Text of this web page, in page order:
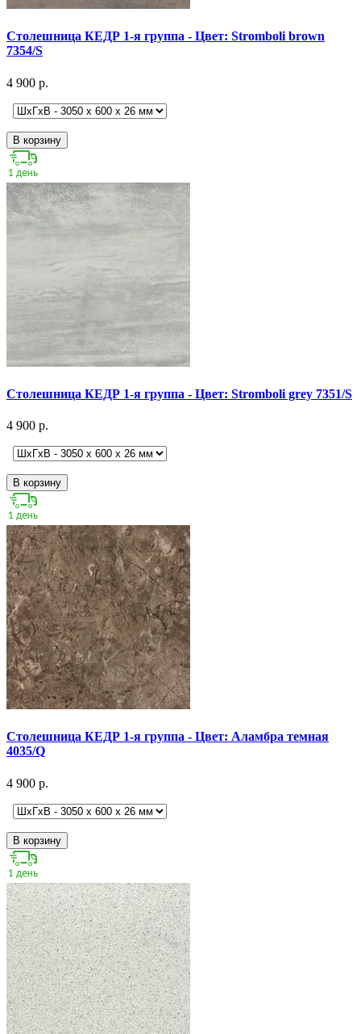
Столешница КЕДР 1-я группа - Цвет: Stromboli brown
7354/S
4 900 р.
В корзину
Столешница КЕДР 1-я группа - Цвет: Stromboli grey 7351/S
4 900 р.
В корзину
Столешница КЕДР 1-я группа - Цвет: Аламбра темная
4035/Q
4 900 р.
В корзину